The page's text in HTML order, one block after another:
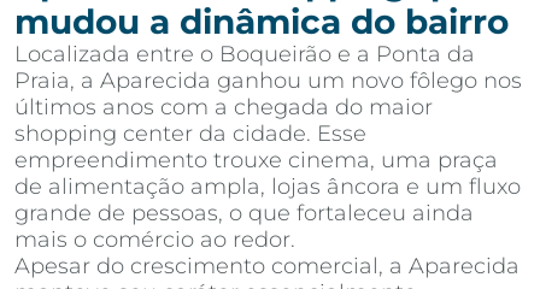
mudou a dinâmica do bairro
Localizada entre o Boqueirão e a Ponta da
Praia, a Aparecida ganhou um novo fôlego nos
últimos anos com a chegada do maior
shopping center da cidade. Esse
empreendimento trouxe cinema, uma praça
de alimentação ampla, lojas âncora e um fluxo
grande de pessoas, o que fortaleceu ainda
mais o comércio ao redor.
Apesar do crescimento comercial, a Aparecida